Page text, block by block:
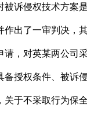
被诉侵权技术方案
作出了一审判决，
请，对英某两公司
备授权条件、被诉
不采取行为保全